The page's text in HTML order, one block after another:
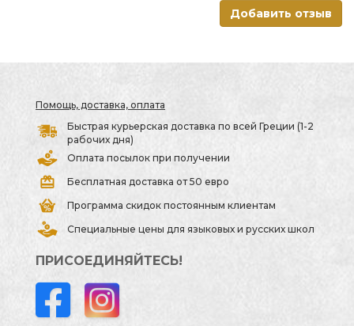
Добавить отзыв
Помощь, доставка, оплата
Быстрая курьерская доставка по всей Греции (1-2
рабочих дня)
Оплата посылок при получении
Бесплатная доставка от 50 евро
Программа скидок постоянным клиентам
Специальные цены для языковых и русских школ
ПРИСОЕДИНЯЙТЕСЬ!